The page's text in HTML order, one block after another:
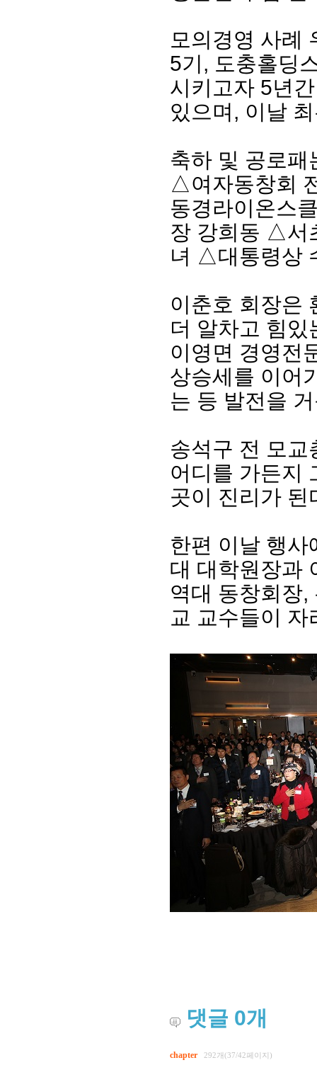
결산 공시
동창회
포토뉴
영상갤
모의경영 사례
5기, 도충홀딩
시키고자 5년
있으며, 이날
축하 및 공로패
△여자동창회
동경라이온스
장 강희동 △서
녀 △대통령상
이춘호 회장은
더 알차고 힘있
이영면 경영전
상승세를 이어
는 등 발전을
송석구 전 모교
어디를 가든지
곳이 진리가 된
한편 이날 행사
대 대학원장과
역대 동창회장,
교 교수들이
댓글 0개
chapter 292개(37/42페이지)